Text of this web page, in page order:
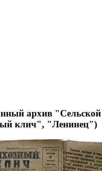
архив "Сельской
клич", "Ленинец")